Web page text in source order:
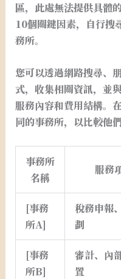
區，此處無法提供具體
10個關鍵因素，自行搜
務所。
您可以透過網路搜尋、
式，收集相關資訊，並
服務內容和費用結構。
同的事務所，以比較他
事務所
名稱
服務
[事務
所A]
稅務申報
劃
[事務
所B]
審計、內
置